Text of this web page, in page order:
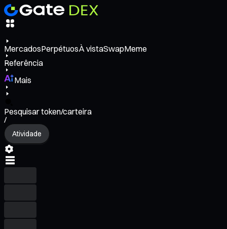
MercadosPerpétuosÀ vistaSwapMeme
Referência
Mais
Pesquisar token/carteira
/
Atividade